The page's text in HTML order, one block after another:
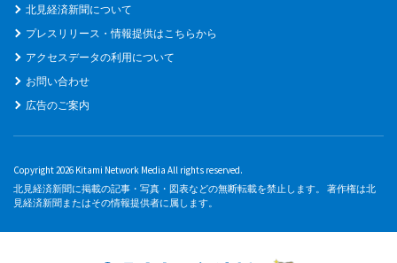
北見経済新聞について
プレスリリース・情報提供はこちらから
アクセスデータの利用について
お問い合わせ
広告のご案内
Copyright 2026 Kitami Network Media All rights reserved.
北見経済新聞に掲載の記事・写真・図表などの無断転載を禁止します。 著作権は北
見経済新聞またはその情報提供者に属します。